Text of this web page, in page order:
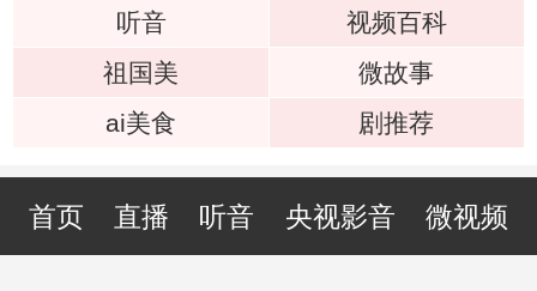
听音
视频百科
祖国美
微故事
ai美食
剧推荐
首页 直播 听音 央视影音 微视频